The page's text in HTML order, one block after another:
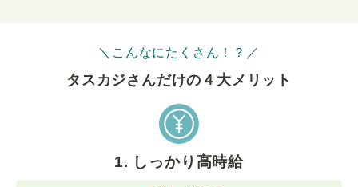
＼こんなにたくさん！？／
タスカジさんだけの４⼤メリット
1. しっかり高時給